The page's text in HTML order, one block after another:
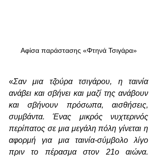
Αφίσα παράστασης «Φτηνά Τσιγάρα»
«Σαν μια τζούρα τσιγάρου, η ταινία
ανάβει και σβήνει και μαζί της ανάβουν
και σβήνουν πρόσωπα, αισθήσεις,
συμβάντα. Ένας μικρός νυχτερινός
περίπατος σε μια μεγάλη πόλη γίνεται η
αφορμή για μια ταινία-σύμβολο λίγο
πριν το πέρασμα στον 21ο αιώνα.